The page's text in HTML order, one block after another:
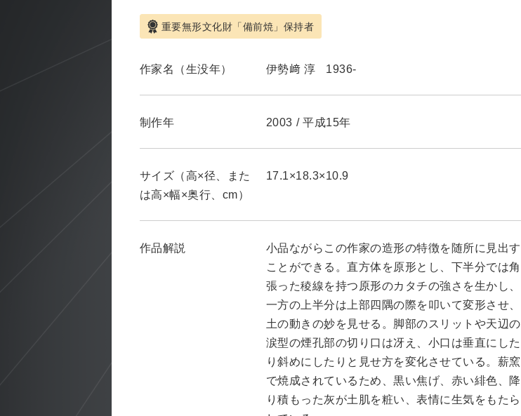
重要無形文化財「備前焼」保持者
作家名（生没年） 伊勢﨑 淳 1936-
制作年 2003 / 平成15年
サイズ（高×径、また
は高×幅×奥行、cm）
17.1×18.3×10.9
作品解説
小品ながらこの作家の造形の特徴を随所に見出す
ことができる。直方体を原形とし、下半分では角
張った稜線を持つ原形のカタチの強さを生かし、
一方の上半分は上部四隅の際を叩いて変形させ、
土の動きの妙を見せる。脚部のスリットや天辺の
涙型の煙孔部の切り口は冴え、小口は垂直にした
り斜めにしたりと見せ方を変化させている。薪窯
で焼成されているため、黒い焦げ、赤い緋色、降
り積もった灰が土肌を粧い、表情に生気をもたら